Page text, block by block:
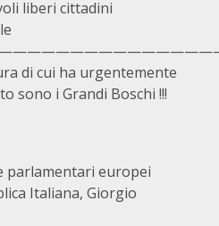
liberi cittadini
di cui ha urgentemente
sono i Grandi Boschi !!!
parlamentari europei
Italiana, Giorgio